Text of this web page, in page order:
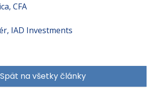
CFA
IAD Investments
Spät na všetky články